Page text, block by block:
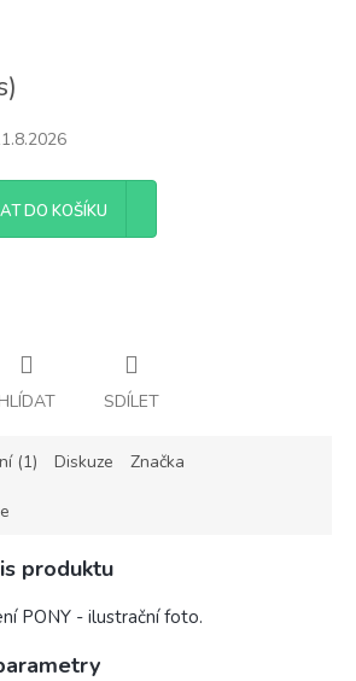
DO KOŠÍKU
HLÍDAT SDÍLET
(1) Diskuze Značka
produktu
PONY - ilustrační foto.